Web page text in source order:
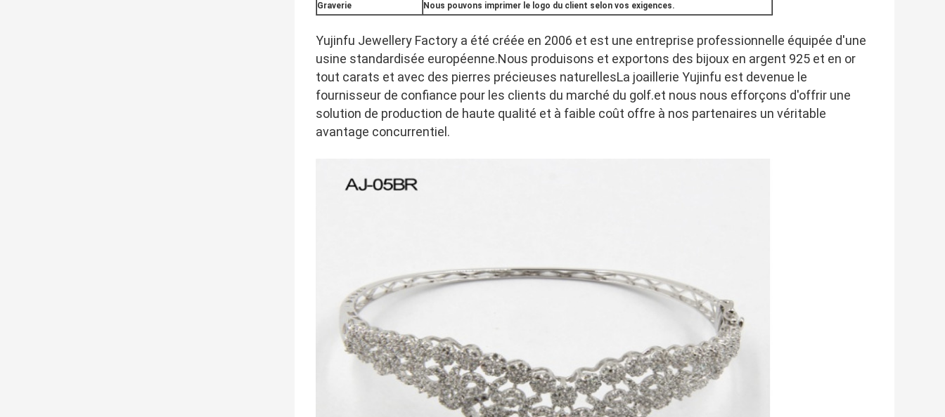
Graverie
Nous pouvons imprimer le logo du client selon vos exigences.
Yujinfu Jewellery Factory a été créée en 2006 et est une entreprise professionnelle équipée d'une
usine standardisée européenne.Nous produisons et exportons des bijoux en argent 925 et en or
tout carats et avec des pierres précieuses naturellesLa joaillerie Yujinfu est devenue le
fournisseur de confiance pour les clients du marché du golf.et nous nous efforçons d'offrir une
solution de production de haute qualité et à faible coût offre à nos partenaires un véritable
avantage concurrentiel.